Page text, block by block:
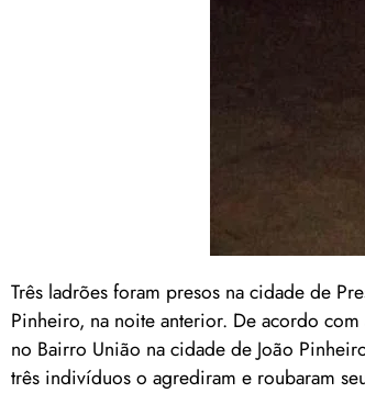
Três ladrões foram presos na cidade de
Pinheiro, na noite anterior. De acordo
no Bairro União na cidade de João
três indivíduos o agrediram e roubaram